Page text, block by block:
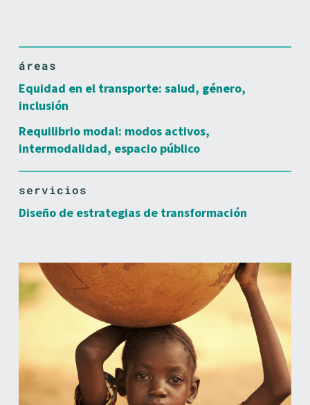
áreas
Equidad en el transporte: salud, género,
inclusión
Requilibrio modal: modos activos,
intermodalidad, espacio público
servicios
Diseño de estrategias de transformación